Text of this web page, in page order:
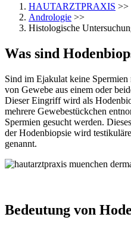
HAUTARZTPRAXIS >>
Andrologie >>
Histologische
Was sind
Sind im Ejakulat keine
von Gewebe aus einem oder
Dieser Eingriff wird als
mehrere Gewebestückchen
Spermien gesucht werden.
der Hodenbiopsie wird
genannt.
Bedeutung von